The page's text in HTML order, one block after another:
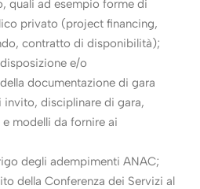
quali ad esempio forme di
privato (project financing,
contratto di disponibilità);
e/o
documentazione di gara
invito, disciplinare di gara,
modelli da fornire ai
degli adempimenti ANAC;
della Conferenza dei Servizi al